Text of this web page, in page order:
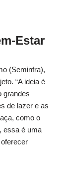
Estar
(Seminfra),
“A ideia é
grandes
de lazer e as
como o
essa é uma